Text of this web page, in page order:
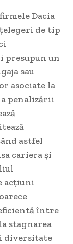
Dacia
de tip
presupun un
sau
asociate la
penalizării
astfel
cariera și
acțiuni
între
stagnarea
diversitate